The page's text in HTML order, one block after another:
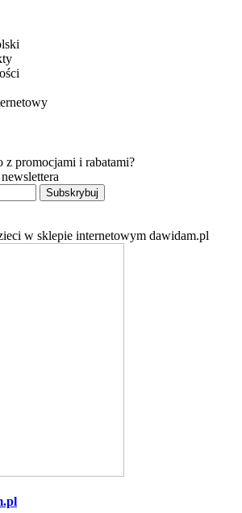
z promocjami i rabatami?
Subskrybuj
w sklepie internetowym dawidam.pl